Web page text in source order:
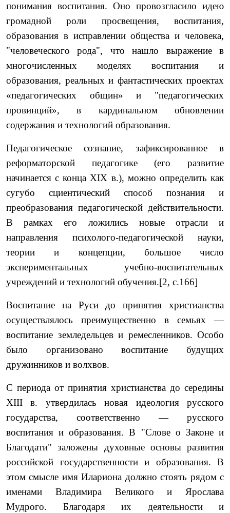
понимания воспитания. Оно провозгласило идею
громадной роли просвещения, воспитания,
образования в исправлении общества и человека,
"человеческого рода", что нашло выражение в
многочисленных моделях воспитания и
образования, реальных и фантастических проектах
«педагогических общин» и "педагогических
провинций», в кардинальном обновлении
содержания и технологий образования.
Педагогическое сознание, зафиксированное в
реформаторской педагогике (его развитие
начинается с конца XIX в.), можно определить как
сугубо сциентический способ познания и
преобразования педагогической действительности.
В рамках его ло­жились новые отрасли и
направления психолого-педагогической науки,
теории и концепции, большое число
экспериментальных учебно-воспитательных
учреждений и технологий обучения.[2, с.166]
Воспитание на Руси до принятия христианства
осуществлялось преимущественно в семьях —
воспитание земледельцев и ремесленников. Особо
было организовано воспитание будущих
дружинников и волхвов.
С периода от принятия христианства до середины
XIII в. утвердилась новая идеология русского
государства, соответственно — русского
воспитания и образования. В "Слове о Законе и
Благодати" заложены духовные основы развития
российской государственности и образования. В
этом смысле имя Илариона должно стоять рядом с
именами Владимира Великого и Ярослава
Мудрого. Благодаря их деятельности и